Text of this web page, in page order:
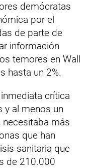
demócratas
por el
de parte de
información
temores en Wall
hasta un 2%.
crítica
y al menos un
necesitaba más
que han
sanitaria que
de 210.000